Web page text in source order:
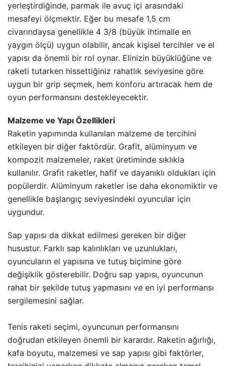
yerleştirdiğinde, parmak ile avuç içi arasındaki
mesafeyi ölçmektir. Eğer bu mesafe 1,5 cm
civarındaysa genellikle 4 3/8 (büyük ihtimalle en
yaygın ölçü) uygun olabilir, ancak kişisel tercihler ve el
yapısı da önemli bir rol oynar. Elinizin büyüklüğüne ve
raketi tutarken hissettiğiniz rahatlık seviyesine göre
uygun bir grip seçmek, hem konforu artıracak hem de
oyun performansını destekleyecektir.
Malzeme ve Yapı Özellikleri
Raketin yapımında kullanılan malzeme de tercihini
etkileyen bir diğer faktördür. Grafit, alüminyum ve
kompozit malzemeler, raket üretiminde sıklıkla
kullanılır. Grafit raketler, hafif ve dayanıklı oldukları için
popülerdir. Alüminyum raketler ise daha ekonomiktir ve
genellikle başlangıç seviyesindeki oyuncular için
uygundur.
Sap yapısı da dikkat edilmesi gereken bir diğer
husustur. Farklı sap kalınlıkları ve uzunlukları,
oyuncuların el yapısına ve tutuş biçimine göre
değişiklik gösterebilir. Doğru sap yapısı, oyuncunun
rahat bir şekilde tutuş yapmasını ve en iyi performansı
sergilemesini sağlar.
Tenis raketi seçimi, oyuncunun performansını
doğrudan etkileyen önemli bir karardır. Raketin ağırlığı,
kafa boyutu, malzemesi ve sap yapısı gibi faktörler,